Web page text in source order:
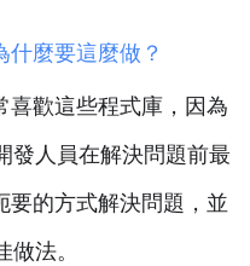
麼要這麼做？
喜歡這些程式庫，因為
發人員在解決問題前最
要的方式解決問題，並
法。